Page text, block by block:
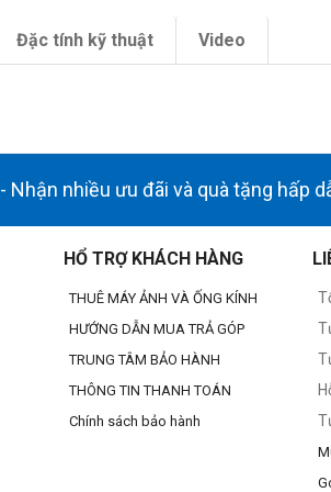
Đặc tính kỹ thuật Video
- Nhận nhiều ưu đãi và quà tặng hấp
HỔ TRỢ KHÁCH HÀNG
THUÊ MÁY ẢNH VÀ ỐNG KÍNH
HƯỚNG DẪN MUA TRẢ GÓP
TRUNG TÂM BẢO HÀNH
THÔNG TIN THANH TOÁN
Chính sách bảo hành